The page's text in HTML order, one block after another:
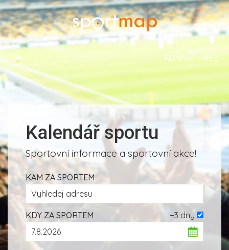
ADMINISTRACE
Kalendář sportu
Sportovní informace a sportovní akce!
KAM ZA SPORTEM
+3 dny
KDY ZA SPORTEM